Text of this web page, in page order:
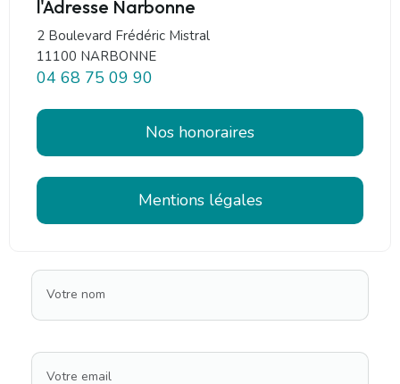
l'Adresse Narbonne
2 Boulevard Frédéric Mistral
11100 NARBONNE
04 68 75 09 90
Nos honoraires
Mentions légales
Votre nom
Votre email